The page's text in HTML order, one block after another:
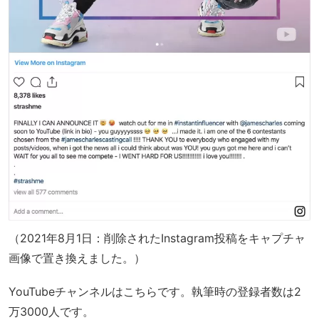
（2021年8月1日：削除されたInstagram投稿をキャプチャ
画像で置き換えました。）
YouTubeチャンネルはこちらです。執筆時の登録者数は2
万3000人です。